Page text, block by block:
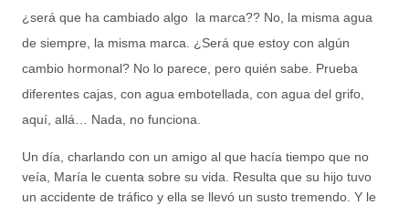
¿será que ha cambiado algo la marca?? No, la misma agua
de siempre, la misma marca. ¿Será que estoy con algún
cambio hormonal? No lo parece, pero quién sabe. Prueba
diferentes cajas, con agua embotellada, con agua del grifo,
aquí, allá… Nada, no funciona.
Un día, charlando con un amigo al que hacía tiempo que no
veía, María le cuenta sobre su vida. Resulta que su hijo tuvo
un accidente de tráfico y ella se llevó un susto tremendo. Y le